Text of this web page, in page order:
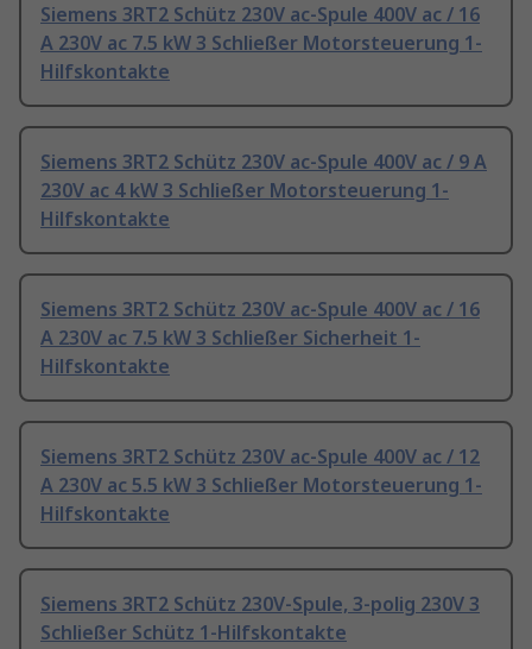
Siemens 3RT2 Schütz 230V ac-Spule 400V ac / 16
A 230V ac 7.5 kW 3 Schließer Motorsteuerung 1-
Hilfskontakte
Siemens 3RT2 Schütz 230V ac-Spule 400V ac / 9 A
230V ac 4 kW 3 Schließer Motorsteuerung 1-
Hilfskontakte
Siemens 3RT2 Schütz 230V ac-Spule 400V ac / 16
A 230V ac 7.5 kW 3 Schließer Sicherheit 1-
Hilfskontakte
Siemens 3RT2 Schütz 230V ac-Spule 400V ac / 12
A 230V ac 5.5 kW 3 Schließer Motorsteuerung 1-
Hilfskontakte
Siemens 3RT2 Schütz 230V-Spule, 3-polig 230V 3
Schließer Schütz 1-Hilfskontakte